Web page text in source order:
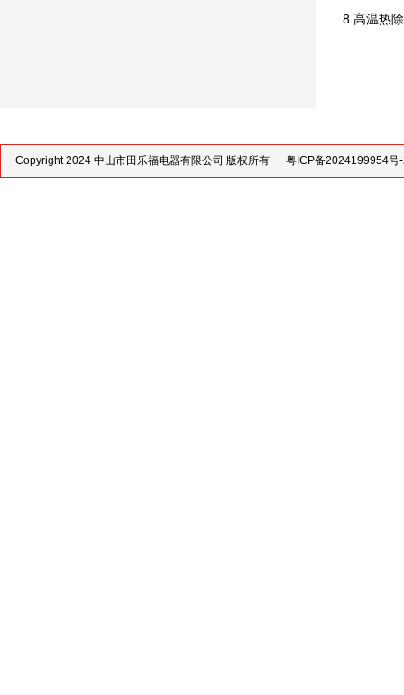
8.高温热
Copyright 2024 中山市田乐福电器有限公司 版权所有 粤ICP备2024199954号